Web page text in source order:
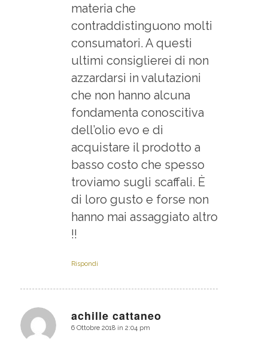
materia che
contraddistinguono molti
consumatori. A questi
ultimi consiglierei di non
azzardarsi in valutazioni
che non hanno alcuna
fondamenta conoscitiva
dell’olio evo e di
acquistare il prodotto a
basso costo che spesso
troviamo sugli scaffali. È
di loro gusto e forse non
hanno mai assaggiato altro
!!
Rispondi
achille cattaneo
dice:
6 Ottobre 2018 in 2:04 pm